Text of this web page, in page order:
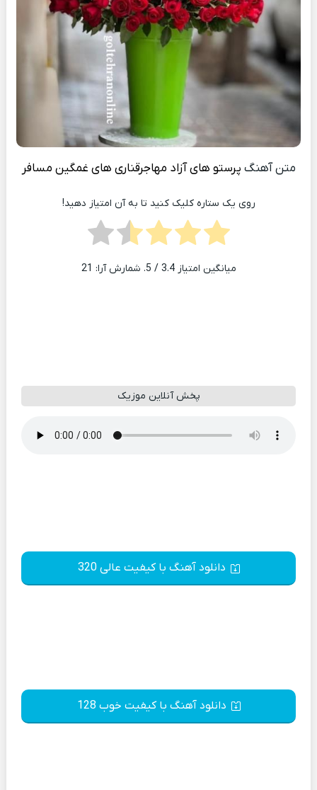
متن آهنگ پرستو های آزاد مهاجرقناری های غمگین مسافر
روی یک ستاره کلیک کنید تا به آن امتیاز دهید!
میانگین امتیاز3.4 / 5. شمارش آرا: 21
پخش آنلاین موزیک
دانلود آهنگ با کیفیت عالی 320
دانلود آهنگ با کیفیت خوب 128